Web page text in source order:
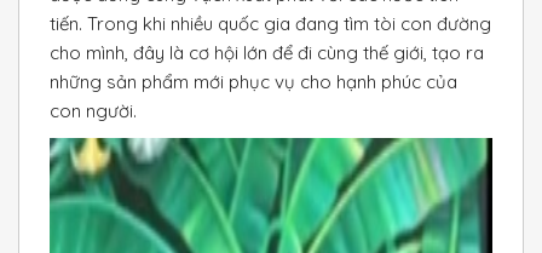
tiến. Trong khi nhiều quốc gia đang tìm tòi con đường
cho mình, đây là cơ hội lớn để đi cùng thế giới, tạo ra
những sản phẩm mới phục vụ cho hạnh phúc của
con người.